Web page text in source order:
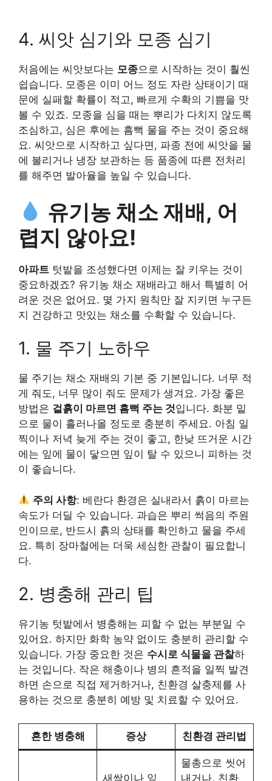
4. 씨앗 심기와 모종 심기
처음에는 씨앗보다는 모종으로 시작하는 것이 훨씬
쉽습니다. 모종은 이미 어느 정도 자란 상태이기 때
문에 실패할 확률이 적고, 빠르게 수확의 기쁨을 맛
볼 수 있죠. 모종을 심을 때는 뿌리가 다치지 않도록
조심하고, 심은 후에는 흠뻑 물을 주는 것이 중요해
요. 씨앗으로 시작하고 싶다면, 파종 전에 씨앗을 물
에 불리거나 냉장 보관하는 등 품종에 따른 전처리
를 해주면 발아율을 높일 수 있습니다.
유기농 채소 재배, 어
렵지 않아요!
아파트 텃밭을 조성했다면 이제는 잘 키우는 것이
중요하겠죠? 유기농 채소 재배라고 해서 특별히 어
려운 것은 없어요. 몇 가지 원칙만 잘 지키면 누구든
지 건강하고 맛있는 채소를 수확할 수 있습니다.
1. 물 주기 노하우
물 주기는 채소 재배의 기본 중 기본입니다. 너무 적
게 줘도, 너무 많이 줘도 문제가 생겨요. 가장 좋은
방법은 겉흙이 마르면 흠뻑 주는 것입니다. 화분 밑
으로 물이 흘러나올 정도로 충분히 주세요. 아침 일
찍이나 저녁 늦게 주는 것이 좋고, 한낮 뜨거운 시간
에는 잎에 물이 닿으면 잎이 탈 수 있으니 피하는 것
이 좋습니다.
주의 사항: 베란다 환경은 실내라서 흙이 마르는
속도가 더딜 수 있습니다. 과습은 뿌리 썩음의 주원
인이므로, 반드시 흙의 상태를 확인하고 물을 주세
요. 특히 장마철에는 더욱 세심한 관찰이 필요합니
다.
2. 병충해 관리 팁
유기농 텃밭에서 병충해는 피할 수 없는 부분일 수
있어요. 하지만 화학 농약 없이도 충분히 관리할 수
있습니다. 가장 중요한 것은 수시로 식물을 관찰하
는 것입니다. 작은 해충이나 병의 흔적을 일찍 발견
하면 손으로 직접 제거하거나, 친환경 살충제를 사
용하는 것으로 충분히 예방 및 치료할 수 있어요.
흔한 병충해 증상 친환경 관리법
새싹이나 잎
물총으로 씻어
내거나, 친환